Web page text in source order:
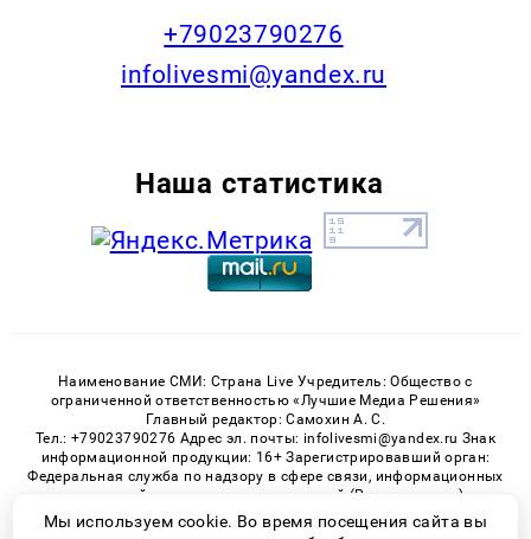
+79023790276
infolivesmi@yandex.ru
Наша статистика
Наименование СМИ: Страна Live Учредитель: Общество с
ограниченной ответственностью «Лучшие Медиа Решения»
Главный редактор: Самохин А. С.
Тел.: +79023790276 Адрес эл. почты: infolivesmi@yandex.ru Знак
информационной продукции: 16+ Зарегистрировавший орган:
Федеральная служба по надзору в сфере связи, информационных
технологий и массовых коммуникаций (Роскомнадзор)
Регистрационный номер СМИ ЭЛ № ФС 77 - 82538 от 21.01.2022
Мы используем cookie. Во время посещения сайта вы